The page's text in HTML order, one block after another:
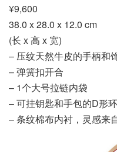
¥9,600
38.0 x 28.0 x 12.0 cm
(长 x 高 x 宽)
– 压纹天然牛皮的手柄和
– 弹簧扣开合
– 1个大号拉链内袋
– 可挂钥匙和手包的D形环
– 条纹棉布内衬，灵感来